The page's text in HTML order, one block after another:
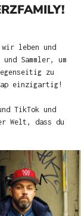
leben und
Sammler, um
zu
einzigartig!
TikTok und
Welt, dass du